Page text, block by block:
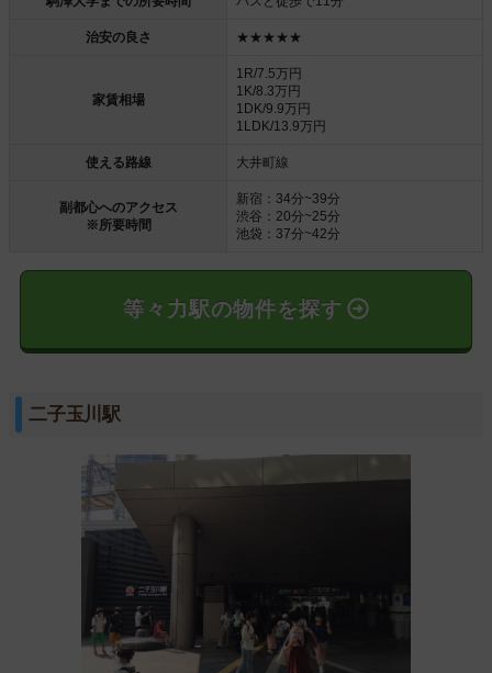
治安の良さ ★★★★★
家賃相場
1R/7.5万円
1K/8.3万円
1DK/9.9万円
1LDK/13.9万円
使える路線 大井町線
副都心へのアクセス
※所要時間
新宿：34分~39分
渋谷：20分~25分
池袋：37分~42分
等々力駅の物件を探す
二子玉川駅